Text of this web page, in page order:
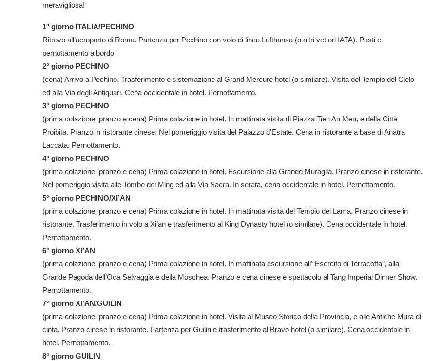
meravigliosa!
1° giorno ITALIA/PECHINO
Ritrovo all’aeroporto di Roma. Partenza per Pechino con volo di linea Lufthansa (o altri vettori IATA). Pasti e
pernottamento a bordo.
2° giorno PECHINO
(cena) Arrivo a Pechino. Trasferimento e sistemazione al Grand Mercure hotel (o similare). Visita del Tempio del Cielo
ed alla Via degli Antiquari. Cena occidentale in hotel. Pernottamento.
3° giorno PECHINO
(prima colazione, pranzo e cena) Prima colazione in hotel. In mattinata visita di Piazza Tien An Men, e della Città
Proibita. Pranzo in ristorante cinese. Nel pomeriggio visita del Palazzo d’Estate. Cena in ristorante a base di Anatra
Laccata. Pernottamento.
4° giorno PECHINO
(prima colazione, pranzo e cena) Prima colazione in hotel. Escursione alla Grande Muraglia. Pranzo cinese in ristorante.
Nel pomeriggio visita alle Tombe dei Ming ed alla Via Sacra. In serata, cena occidentale in hotel. Pernottamento.
5° giorno PECHINO/XI’AN
(prima colazione, pranzo e cena) Prima colazione in hotel. In mattinata visita del Tempio dei Lama. Pranzo cinese in
ristorante. Trasferimento in volo a Xi’an e trasferimento al King Dynasty hotel (o similare). Cena occidentale in hotel.
Pernottamento.
6° giorno XI’AN
(prima colazione, pranzo e cena) Prima colazione in hotel. In mattinata escursione all’“Esercito di Terracotta”, alla
Grande Pagoda dell’Oca Selvaggia e della Moschea. Pranzo e cena cinese e spettacolo al Tang Imperial Dinner Show.
Pernottamento.
7° giorno XI’AN/GUILIN
(prima colazione, pranzo e cena) Prima colazione in hotel. Visita al Museo Storico della Provincia, e alle Antiche Mura di
cinta. Pranzo cinese in ristorante. Partenza per Guilin e trasferimento al Bravo hotel (o similare). Cena occidentale in
hotel. Pernottamento.
8° giorno GUILIN